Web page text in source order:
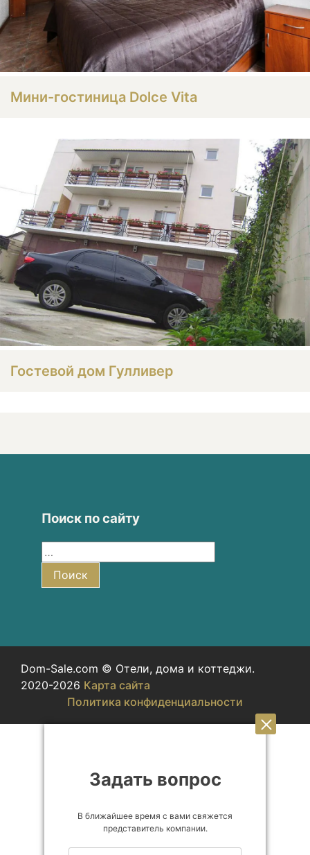
Мини-гостиница Dolce Vita
Гостевой дом Гулливер
Поиск по сайту
Поиск
Dom-Sale.com © Отели, дома и коттеджи.
2020-2026 Карта сайта
Политика конфиденциальности
Задать вопрос
В ближайшее время с вами свяжется
представитель компании.